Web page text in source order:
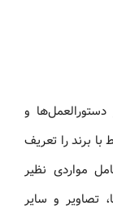
و
برند را تعریف
مواردی نظیر
تصاویر و سایر